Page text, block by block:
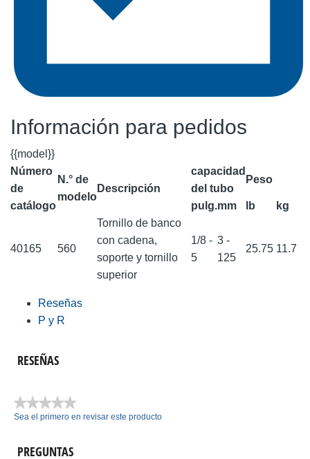
Información para pedidos
{{model}}
Número
de
catálogo
N.° de
modelo
Descripción
capacidad
del tubo
Peso
pulg.mm lb kg
40165 560
Tornillo de banco
con cadena,
soporte y tornillo
superior
1/8 -
5
3 -
125
25.75 11.7
Reseñas
P y R
RESEÑAS
★★★★★
Sin
Sea el primero en revisar este producto
PREGUNTAS